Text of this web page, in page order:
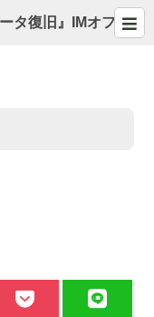
タ復旧』IMオフ